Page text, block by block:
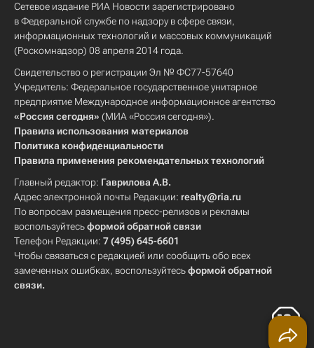
Сетевое издание РИА Новости зарегистрировано
в Федеральной службе по надзору в сфере связи,
информационных технологий и массовых коммуникаций
(Роскомнадзор) 08 апреля 2014 года.
Свидетельство о регистрации Эл № ФС77-57640
Учредитель: Федеральное государственное унитарное
предприятие Международное информационное агентство
«Россия сегодня» (МИА «Россия сегодня»).
Правила использования материалов
Политика конфиденциальности
Правила применения рекомендательных технологий
Главный редактор: Гаврилова А.В.
Адрес электронной почты Редакции: realty@ria.ru
По вопросам размещения пресс-релизов и рекламы
воспользуйтесьформой обратной связи
Телефон Редакции: 7 (495) 645-6601
Чтобы связаться с редакцией или сообщить обо всех
замеченных ошибках, воспользуйтесьформой обратной
связи.